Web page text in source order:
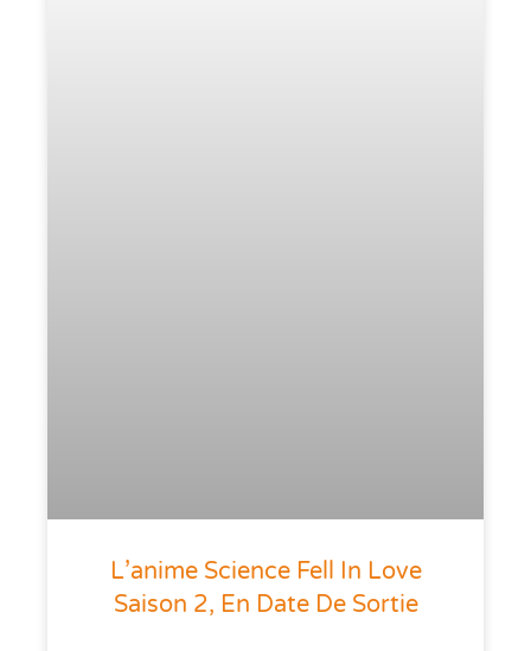
L’anime Science Fell In Love
Saison 2, En Date De Sortie